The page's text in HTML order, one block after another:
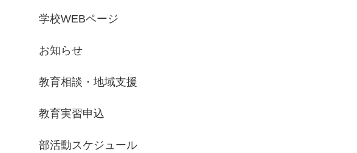
学校WEBページ
お知らせ
教育相談・地域支援
教育実習申込
部活動スケジュール